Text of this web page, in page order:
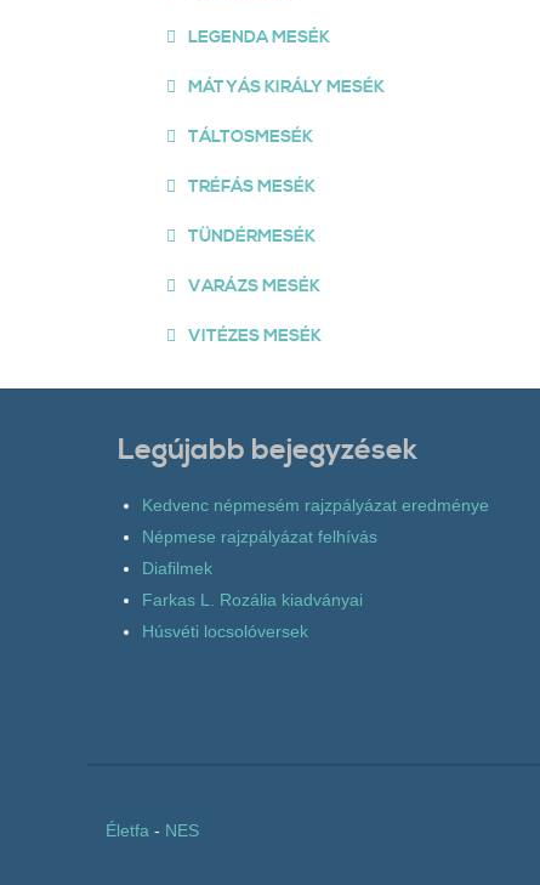
LEGENDA MESÉK
MÁTYÁS KIRÁLY MESÉK
TÁLTOSMESÉK
TRÉFÁS MESÉK
TÜNDÉRMESÉK
VARÁZS MESÉK
VITÉZES MESÉK
Legújabb bejegyzések
Kedvenc népmesém rajzpályázat eredménye
Népmese rajzpályázat felhívás
Diafilmek
Farkas L. Rozália kiadványai
Húsvéti locsolóversek
Életfa - NES